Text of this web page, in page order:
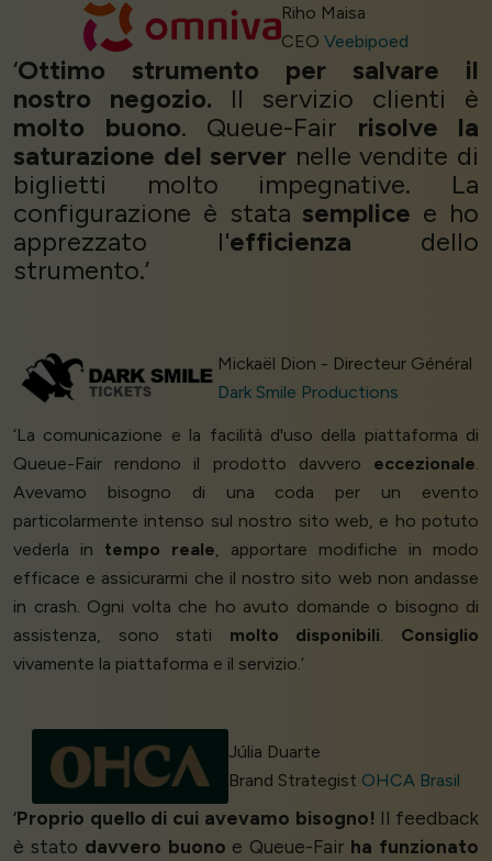
Riho Maisa
CEO Veebipoed
‘Ottimo strumento per salvare il
nostro negozio. Il servizio clienti è
molto buono. Queue-Fair risolve la
saturazione del server nelle vendite di
biglietti molto impegnative. La
configurazione è statasemplice e ho
apprezzato l'efficienza dello
strumento.’
Mickaël Dion - Directeur Général
Dark Smile Productions
‘La comunicazione e la facilità d'uso della piattaforma di
Queue-Fair rendono il prodotto davvero eccezionale.
Avevamo bisogno di una coda per un evento
particolarmente intenso sul nostro sito web, e ho potuto
vederla in tempo reale, apportare modifiche in modo
efficace e assicurarmi che il nostro sito web non andasse
in crash. Ogni volta che ho avuto domande o bisogno di
assistenza, sono stati molto disponibili. Consiglio
vivamente la piattaforma e il servizio.’
Júlia Duarte
Brand Strategist OHCA Brasil
‘Proprio quello di cui avevamo bisogno! Il feedback
è stato davvero buono e Queue-Fair ha funzionato